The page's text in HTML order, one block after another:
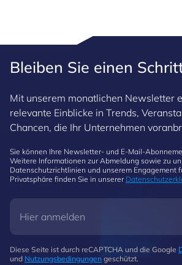
Bleiben Sie einen
Mit unserem monatlichen Newsletter
relevante Einblicke in Trends,
Chancen, die Ihr Unternehmen
Sie können Ihre Newsletter- und E-Mail-
Weitere Informationen zur Abmeldung sowie zu
Datenschutzrichtlinien und unserem Engagement
Privatsphäre finden Sie in unserer
Diese Seite ist durch reCAPTCHA und die Google
und Nutzungsbedingungen geschützt.